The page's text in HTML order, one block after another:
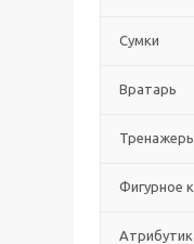
Сумки
Вратарь
Фигурное